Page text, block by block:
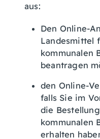
aus:
Den Online-
Landesmittel
kommunalen
beantragen
den Online-
falls Sie im
die
kommunalen
erhalten